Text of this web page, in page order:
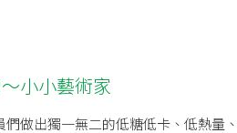
小小藝術家
做出獨一無二的低糖低卡、低熱量、